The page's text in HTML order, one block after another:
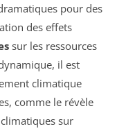
pour des
des effets
sur les ressources
il est
climatique
comme le révèle
sur